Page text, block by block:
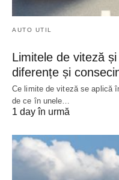
AUTO UTIL
Limitele de viteză
diferențe și
Ce limite de viteză se aplică
de ce în unele…
1 day în urmă